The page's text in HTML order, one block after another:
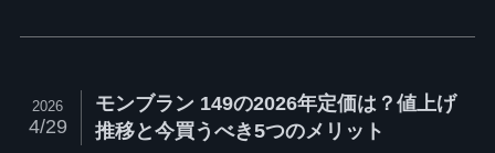
モンブラン 149の2026年定価は？値上げ
推移と今買うべき5つのメリット
2026
4/29